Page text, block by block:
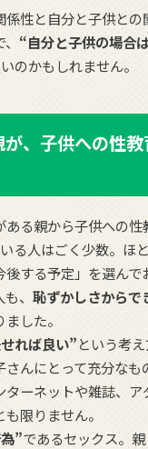
係性と自分と子供と
“自分と子供の場合
のかもしれません。
、子供への性
る親から子供への性
る人はごく少数。ほ
後する予定」を選ん
、 恥ずかしさからで
した。
れば良い”という考
んにとって充分なも
ターネットや雑誌、
限りません。
”であるセックス。